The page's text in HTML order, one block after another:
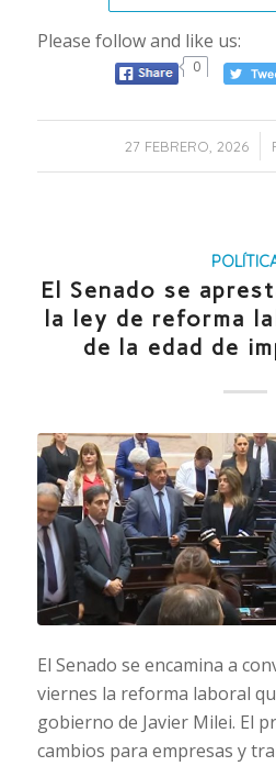
Please follow and like us:
0
27 FEBRERO, 2026
/
El Senado se
la ley de reforma
de la edad de
El Senado se encamina a
viernes la reforma laboral
gobierno de Javier Milei. El
cambios para empresas y